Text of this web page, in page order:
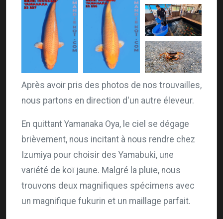
Après avoir pris des photos de nos trouvailles,
nous partons en direction d'un autre éleveur.
En quittant Yamanaka Oya, le ciel se dégage
brièvement, nous incitant à nous rendre chez
Izumiya pour choisir des Yamabuki, une
variété de koï jaune. Malgré la pluie, nous
trouvons deux magnifiques spécimens avec
un magnifique fukurin et un maillage parfait.